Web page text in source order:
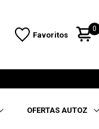
Favoritos
0
OFERTAS AUTOZ